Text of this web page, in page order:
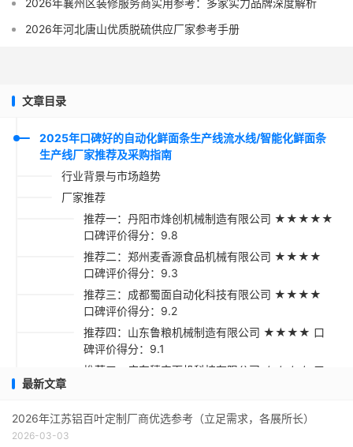
2026年襄州区装修服务商实用参考：多家实力品牌深度解析
2026年河北唐山优质脱硫供应厂家参考手册
文章目录
2025年口碑好的自动化鲜面条生产线流水线/智能化鲜面条
生产线厂家推荐及采购指南
行业背景与市场趋势
厂家推荐
推荐一：丹阳市烽创机械制造有限公司 ★★★★★
口碑评价得分：9.8
推荐二：郑州麦香源食品机械有限公司 ★★★★
口碑评价得分：9.3
推荐三：成都蜀面自动化科技有限公司 ★★★★
口碑评价得分：9.2
推荐四：山东鲁粮机械制造有限公司 ★★★★ 口
碑评价得分：9.1
推荐五：广东穗丰面机科技有限公司 ★★★★ 口
最新文章
2026年江苏铝百叶定制厂商优选参考（立足需求，各展所长）
2026-03-03